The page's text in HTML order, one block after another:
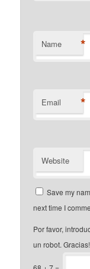
Name *
Email *
Website
Save my
next time I
Por favor,
un robot.